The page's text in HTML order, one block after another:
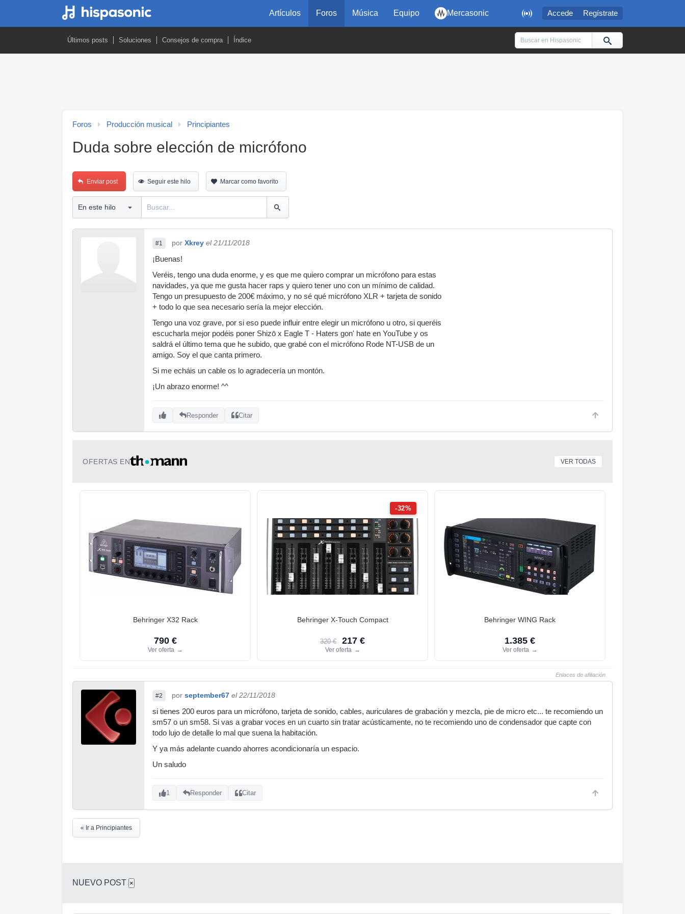
 Accede Regístrate
Artículos Foros Música Equipo Mercasonic
Últimos posts Soluciones Consejos de compra Índice
Foros Producción musical Principiantes
Duda sobre elección de micrófono
Enviar post Seguir este hilo Marcar como favorito
#1 por Xkrey el 21/11/2018
¡Buenas!
Veréis, tengo una duda enorme, y es que me quiero comprar un micrófono para estas
navidades, ya que me gusta hacer raps y quiero tener uno con un mínimo de calidad.
Tengo un presupuesto de 200€ máximo, y no sé qué micrófono XLR + tarjeta de sonido
+ todo lo que sea necesario sería la mejor elección.
Tengo una voz grave, por si eso puede influir entre elegir un micrófono u otro, si queréis
escucharla mejor podéis poner Shizō x Eagle T - Haters gon' hate en YouTube y os
saldrá el último tema que he subido, que grabé con el micrófono Rode NT-USB de un
amigo. Soy el que canta primero.
Si me echáis un cable os lo agradecería un montón.
¡Un abrazo enorme! ^^
Responder Citar
OFERTAS EN VER TODAS
Behringer X32 Rack
790 €
Ver oferta →
-32%
Behringer X-Touch Compact
320 € 217 €
Ver oferta →
Behringer WING Rack
1.385 €
Ver oferta →
Enlaces de afiliación
#2 por september67 el 22/11/2018
si tienes 200 euros para un micrófono, tarjeta de sonido, cables, auriculares de grabación y mezcla, pie de micro etc... te recomiendo un
sm57 o un sm58. Si vas a grabar voces en un cuarto sin tratar acústicamente, no te recomiendo uno de condensador que capte con
todo lujo de detalle lo mal que suena la habitación.
Y ya más adelante cuando ahorres acondicionaría un espacio.
Un saludo
1 Responder Citar
« Ir a Principiantes
NUEVO POST ×